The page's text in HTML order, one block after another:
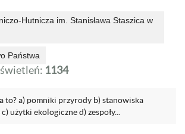
Hutnicza im. Stanisława Staszica w
Państwa
1134
to? a) pomniki przyrody b) stanowiska
użytki ekologiczne d) zespoły...